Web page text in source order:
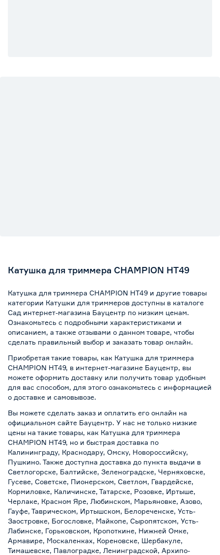
Катушка для триммера CHAMPION HT49
Катушка для триммера CHAMPION HT49 и другие товары
категории Катушки для триммеров доступны в каталоге
Сад интернет-магазина Бауцентр по низким ценам.
Ознакомьтесь с подробными характеристиками и
описанием, а также отзывами о данном товаре, чтобы
сделать правильный выбор и заказать товар онлайн.
Приобретая такие товары, как Катушка для триммера
CHAMPION HT49, в интернет-магазине Бауцентр, вы
можете оформить доставку или получить товар удобным
для вас способом, для этого ознакомьтесь с информацией
о доставке и самовывозе.
Вы можете сделать заказ и оплатить его онлайн на
официальном сайте Бауцентр. У нас не только низкие
цены на такие товары, как Катушка для триммера
CHAMPION HT49, но и быстрая доставка по
Калининграду, Краснодару, Омску, Новороссийску,
Пушкино. Также доступна доставка до пункта выдачи в
Светлогорске, Балтийске, Зеленоградске, Черняховске,
Гусеве, Советске, Пионерском, Светлом, Гвардейске,
Кормиловке, Каличинске, Татарске, Розовке, Иртыше,
Черлаке, Красном Яре, Любинском, Марьяновке, Азово,
Гауфе, Таврическом, Иртышском, Белореченске, Усть-
Заостровке, Богословке, Майкопе, Сыропятском, Усть-
Лабинске, Горьковском, Кропоткине, Нижней Омке,
Армавире, Москаленках, Кореновске, Шербакуле,
Тимашевске, Павлоградке, Ленинградской, Архипо-